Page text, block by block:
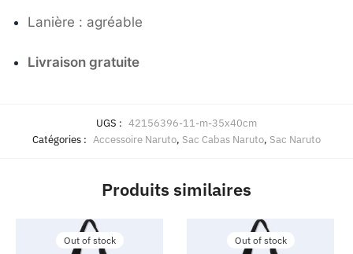
Lanière : agréable
Livraison gratuite
UGS : 42156396-11-m-35x40cm
Catégories : Accessoire Naruto, Sac Cabas Naruto, Sac Naruto
Produits similaires
Out of stock Out of stock